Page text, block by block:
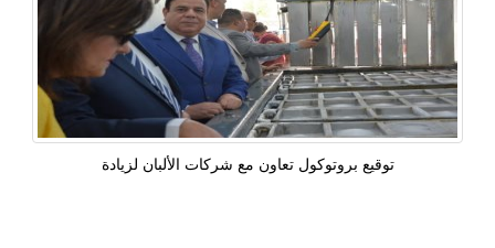
توقيع بروتوكول تعاون مع شركات الألبان لزيادة